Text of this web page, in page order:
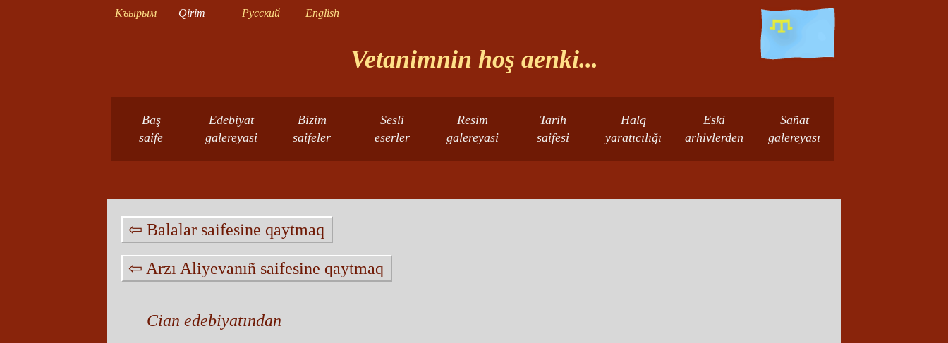
Къырым Qirim Русский English
Vetanimnin hoş aenki...
Baş
saife
Edebiyat
galereyasi
Bizim
saifeler
Sesli
eserler
Resim
galereyasi
Tarih
saifesi
Halq
yaratıcılığı
Eski
arhivlerden
Sañat
galereyası
⇦ Balalar saifesine qaytmaq
⇦ Arzı Aliyevanıñ saifesine qaytmaq
Cian edebiyatından